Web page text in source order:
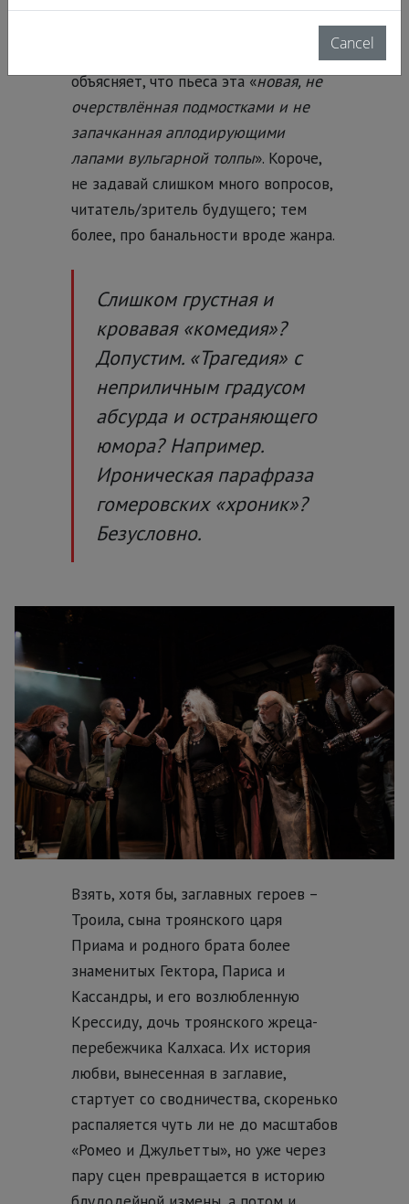
объясняет, что пьеса эта «новая, не
очерствлённая подмостками и не
запачканная аплодирующими
лапами вульгарной толпы». Короче,
не задавай слишком много вопросов,
читатель/зритель будущего; тем
более, про банальности вроде жанра.
Слишком грустная и
кровавая «комедия»?
Допустим. «Трагедия» с
неприличным градусом
абсурда и остраняющего
юмора? Например.
Ироническая парафраза
гомеровских «хроник»?
Безусловно.
Взять, хотя бы, заглавных героев –
Троила, сына троянского царя
Приама и родного брата более
знаменитых Гектора, Париса и
Кассандры, и его возлюбленную
Крессиду, дочь троянского жреца-
перебежчика Калхаса. Их история
любви, вынесенная в заглавие,
стартует со сводничества, скоренько
распаляется чуть ли не до масштабов
«Ромео и Джульетты», но уже через
пару сцен превращается в историю
Cancel